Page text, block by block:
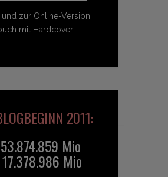
zur Online-Version
mit Hardcover
2011:
53.874.859 Mio
17.378.986 Mio